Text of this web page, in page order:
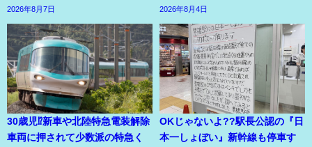
2026年8月7日 2026年8月4日
30歳児⁉新車や北陸特急電装解除
車両に押されて少数派の特急く
OKじゃないよ??駅長公認の『日
本一しょぼい』新幹線も停車す